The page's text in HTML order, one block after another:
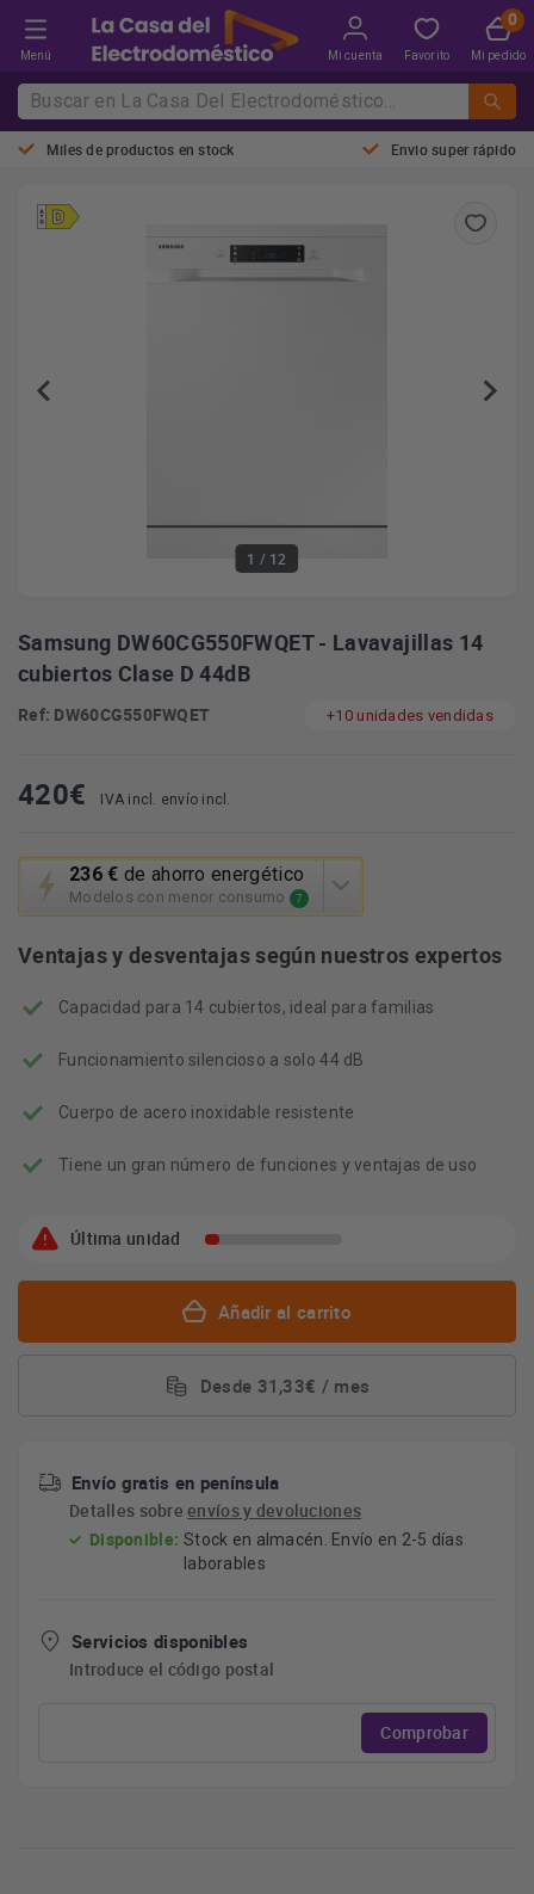
Menú Mi cuenta Favorito Mi pedido
Miles de productos en stock Envio super rápido
1 / 12
Samsung DW60CG550FWQET - Lavavajillas 14
cubiertos Clase D 44dB
Ref: DW60CG550FWQET +10 unidades vendidas
420€ IVA incl. envío incl.
236 € de ahorro energético
Modelos con menor consumo 7
Esta
acción
abrirá
herramienta
ahorro
Youreko.
Ventajas y desventajas según nuestros expertos
Capacidad para 14 cubiertos, ideal para familias
Funcionamiento silencioso a solo 44 dB
Cuerpo de acero inoxidable resistente
Tiene un gran número de funciones y ventajas de uso
Última unidad
Añadir al carrito
Desde 31,33€ / mes
Envío gratis en península
Detalles sobreenvíos y devoluciones
Disponible: Stock en almacén. Envío en 2-5 días
laborables
Servicios disponibles
Introduce el código postal
Comprobar